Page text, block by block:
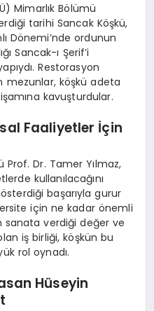
Mimarlık Bölümü
tarihi Sancak Köşkü,
Dönemi’nde ordunun
Sancak-ı Şerif’i
Restorasyon
mezunlar, köşkü adeta
kavuşturdular.
Faaliyetler İçin
Prof. Dr. Tamer Yılmaz,
kullanılacağını
başarıyla gurur
için ne kadar önemli
sanata verdiği değer ve
iş birliği, köşkün bu
rol oynadı.
Hüseyin